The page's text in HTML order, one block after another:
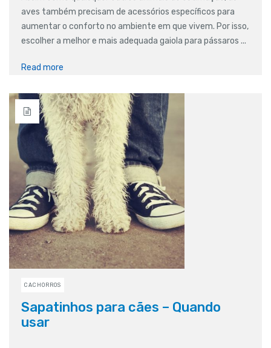
aves também precisam de acessórios específicos para
aumentar o conforto no ambiente em que vivem. Por isso,
escolher a melhor e mais adequada gaiola para pássaros ...
Read more
CACHORROS
Sapatinhos para cães – Quando
usar